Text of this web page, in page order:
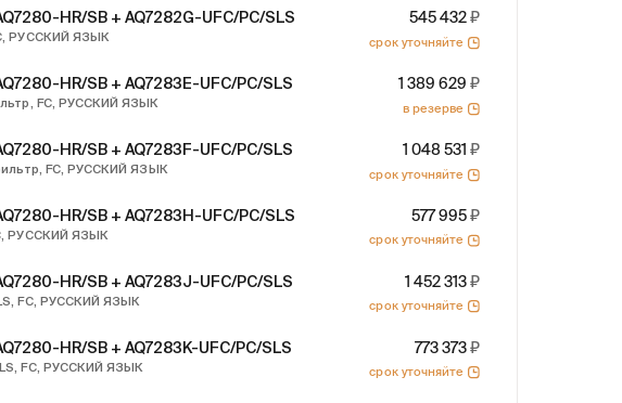
HR/SB + AQ7282G-UFC/PC/SLS
РУССКИЙ ЯЗЫК
545 432
срок уточняйте
HR/SB + AQ7283E-UFC/PC/SLS
FC, РУССКИЙ ЯЗЫК
1 389 629
в резерве
HR/SB + AQ7283F-UFC/PC/SLS
FC, РУССКИЙ ЯЗЫК
1 048 531
срок уточняйте
HR/SB + AQ7283H-UFC/PC/SLS
РУССКИЙ ЯЗЫК
577 995
срок уточняйте
HR/SB + AQ7283J-UFC/PC/SLS
FC, РУССКИЙ ЯЗЫК
1 452 313
срок уточняйте
HR/SB + AQ7283K-UFC/PC/SLS
FC, РУССКИЙ ЯЗЫК
773 373
срок уточняйте